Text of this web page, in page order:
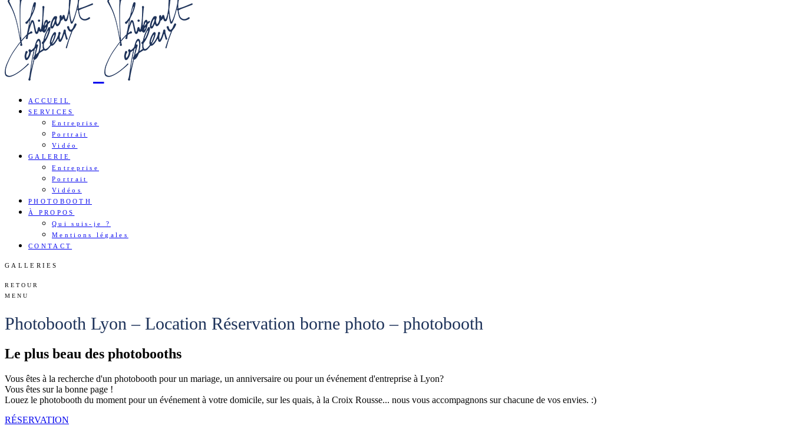
ACCUEIL
SERVICES
Entreprise
Portrait
Vidéo
GALERIE
Entreprise
Portrait
Vidéos
PHOTOBOOTH
À PROPOS
Qui suis-je ?
Mentions légales
CONTACT
GALLERIES
RETOUR
MENU
Photobooth Lyon – Location Réservation borne photo – photobooth
Le plus beau des photobooths
Vous êtes à la recherche d'un photobooth pour un mariage, un anniversaire ou pour un événement d'entreprise à Lyon?
Vous êtes sur la bonne page !
Louez le photobooth du moment pour un événement à votre domicile, sur les quais, à la Croix Rousse... nous vous accompagnons sur chacune de vos envies. :)
RÉSERVATION